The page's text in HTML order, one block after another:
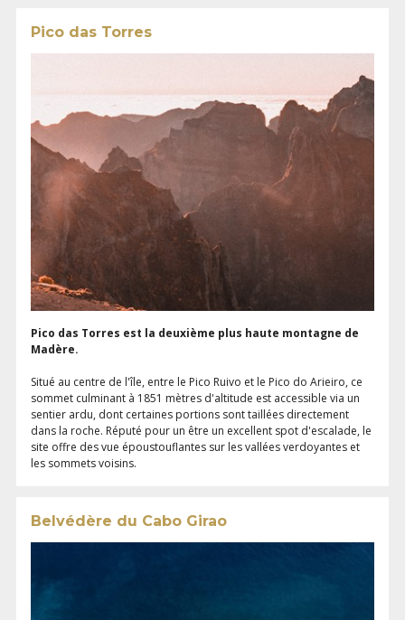
Pico das Torres
Pico das Torres est la deuxième plus haute montagne de
Madère.
Situé au centre de l'île, entre le Pico Ruivo et le Pico do Arieiro, ce
sommet culminant à 1851 mètres d'altitude est accessible via un
sentier ardu, dont certaines portions sont taillées directement
dans la roche. Réputé pour un être un excellent spot d'escalade, le
site offre des vue époustouflantes sur les vallées verdoyantes et
les sommets voisins.
Belvédère du Cabo Girao